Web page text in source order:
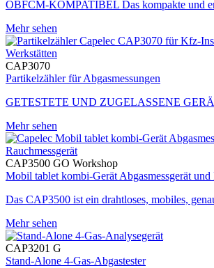
OBFCM-KOMPATIBEL Das kompakte und
Mehr sehen
CAP3070
Partikelzähler für Abgasmessungen
GETESTETE UND ZUGELASSENE
Mehr sehen
CAP3500 GO Workshop
Mobil tablet kombi-Gerät Abgasmessgerät und
Das CAP3500 ist ein drahtloses, mobiles,
Mehr sehen
CAP3201 G
Stand-Alone 4-Gas-Abgastester